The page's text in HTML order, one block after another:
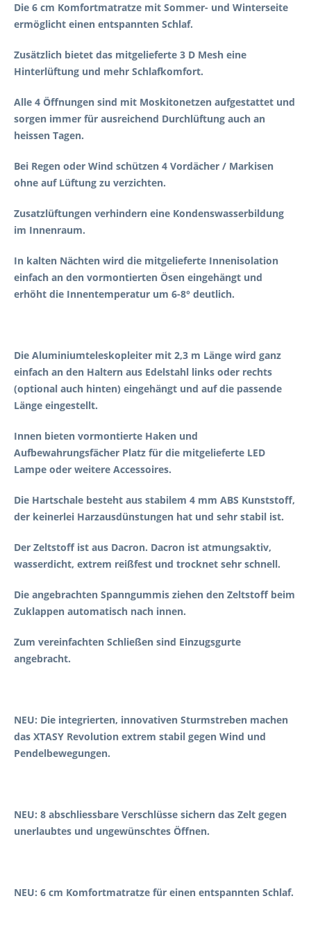
Die 6 cm Komfortmatratze mit Sommer- und Winterseite
ermöglicht einen entspannten Schlaf.
Zusätzlich bietet das mitgelieferte 3 D Mesh eine
Hinterlüftung und mehr Schlafkomfort.
Alle 4 Öffnungen sind mit Moskitonetzen aufgestattet und
sorgen immer für ausreichend Durchlüftung auch an
heissen Tagen.
Bei Regen oder Wind schützen 4 Vordächer / Markisen
ohne auf Lüftung zu verzichten.
Zusatzlüftungen verhindern eine Kondenswasserbildung
im Innenraum.
In kalten Nächten wird die mitgelieferte Innenisolation
einfach an den vormontierten Ösen eingehängt und
erhöht die Innentemperatur um 6-8° deutlich.
Die Aluminiumteleskopleiter mit 2,3 m Länge wird ganz
einfach an den Haltern aus Edelstahl links oder rechts
(optional auch hinten) eingehängt und auf die passende
Länge eingestellt.
Innen bieten vormontierte Haken und
Aufbewahrungsfächer Platz für die mitgelieferte LED
Lampe oder weitere Accessoires.
Die Hartschale besteht aus stabilem 4 mm ABS Kunststoff,
der keinerlei Harzausdünstungen hat und sehr stabil ist.
Der Zeltstoff ist aus Dacron. Dacron ist atmungsaktiv,
wasserdicht, extrem reißfest und trocknet sehr schnell.
Die angebrachten Spanngummis ziehen den Zeltstoff beim
Zuklappen automatisch nach innen.
Zum vereinfachten Schließen sind Einzugsgurte
angebracht.
NEU: Die integrierten, innovativen Sturmstreben machen
das XTASY Revolution extrem stabil gegen Wind und
Pendelbewegungen.
NEU: 8 abschliessbare Verschlüsse sichern das Zelt gegen
unerlaubtes und ungewünschtes Öffnen.
NEU: 6 cm Komfortmatratze für einen entspannten Schlaf.